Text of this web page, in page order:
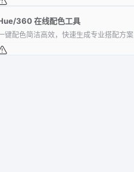
360 在线配色工具
键配色简洁高效，快速生成专业搭配方案